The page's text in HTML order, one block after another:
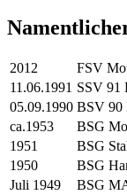
2012
FSV
11.06.1991 SSV 91
05.09.1990 BSV 90
ca.1953
BSG
1951
BSG
1950
BSG
Juli 1949
BSG